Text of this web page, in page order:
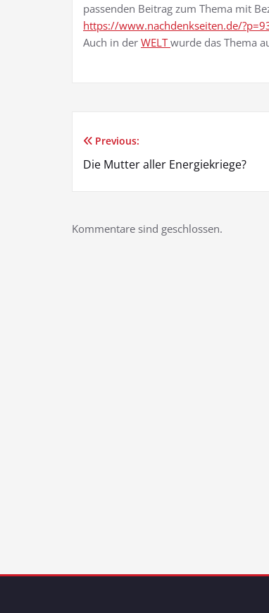
passenden Beitrag zum Thema mit
https://www.nachdenkseiten.de/
Auch in der WELTwurde das Thema
Beitragsnavigation
Previous:
Die Mutter aller Energiekriege?
Kommentare sind geschlossen.